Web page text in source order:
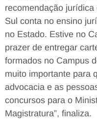
recomendação
Sul conta no ensino
no Estado. Estive no
prazer de entregar
formados no Campus
muito importante para
advocacia e as
concursos para o
Magistratura”, finaliza.